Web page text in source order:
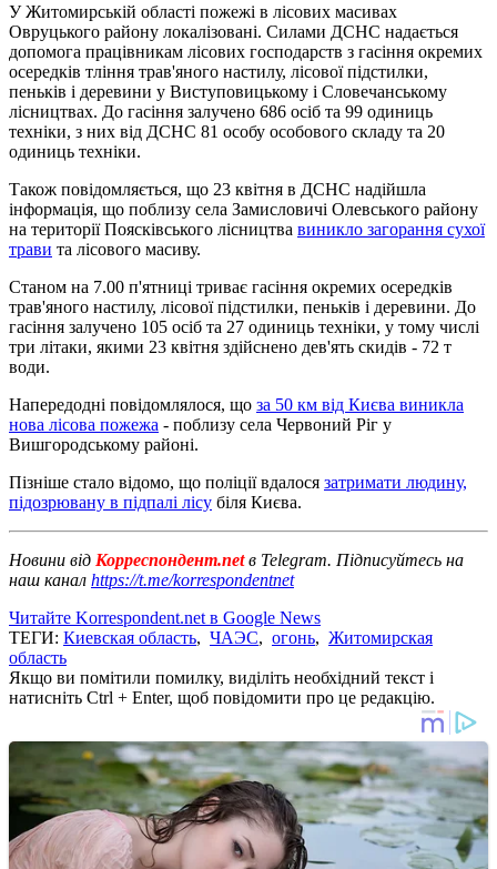
У Житомирській області пожежі в лісових масивах
Овруцького району локалізовані. Силами ДСНС надається
допомога працівникам лісових господарств з гасіння окремих
осередків тління трав'яного настилу, лісової підстилки,
пеньків і деревини у Виступовицькому і Словечанському
лісництвах. До гасіння залучено 686 осіб та 99 одиниць
техніки, з них від ДСНС 81 особу особового складу та 20
одиниць техніки.
Також повідомляється, що 23 квітня в ДСНС надійшла
інформація, що поблизу села Замисловичі Олевського району
на території Поясківського лісництва виникло загорання сухої
трави та лісового масиву.
Станом на 7.00 п'ятниці триває гасіння окремих осередків
трав'яного настилу, лісової підстилки, пеньків і деревини. До
гасіння залучено 105 осіб та 27 одиниць техніки, у тому числі
три літаки, якими 23 квітня здійснено дев'ять скидів - 72 т
води.
Напередодні повідомлялося, що за 50 км від Києва виникла
нова лісова пожежа - поблизу села Червоний Ріг у
Вишгородському районі.
Пізніше стало відомо, що поліції вдалося затримати людину,
підозрювану в підпалі лісу біля Києва.
Новини від Корреспондент.netв Telegram. Підписуйтесь на
наш канал https://t.me/korrespondentnet
Читайте Korrespondent.net в Google News
ТЕГИ: Киевская область, ЧАЭС, огонь, Житомирская
область
Якщо ви помітили помилку, виділіть необхідний текст і
натисніть Ctrl + Enter, щоб повідомити про це редакцію.